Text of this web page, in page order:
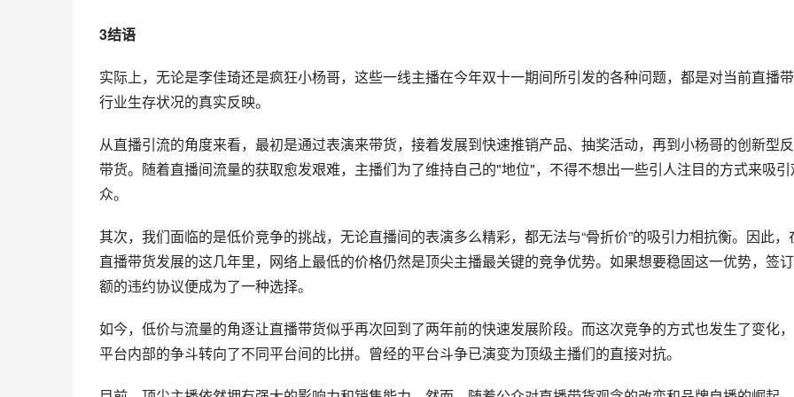
3结语
实际上，无论是李佳琦还是疯狂小杨哥，这些一线主播在今年双十一期间所引发的各种问题，都是对当前直播
行业生存状况的真实反映。
从直播引流的角度来看，最初是通过表演来带货，接着发展到快速推销产品、抽奖活动，再到小杨哥的创新型
带货。随着直播间流量的获取愈发艰难，主播们为了维持自己的"地位"，不得不想出一些引人注目的方式来吸引
众。
其次，我们面临的是低价竞争的挑战，无论直播间的表演多么精彩，都无法与“骨折价”的吸引力相抗衡。因此，
直播带货发展的这几年里，网络上最低的价格仍然是顶尖主播最关键的竞争优势。如果想要稳固这一优势，签
额的违约协议便成为了一种选择。
如今，低价与流量的角逐让直播带货似乎再次回到了两年前的快速发展阶段。而这次竞争的方式也发生了变化
平台内部的争斗转向了不同平台间的比拼。曾经的平台斗争已演变为顶级主播们的直接对抗。